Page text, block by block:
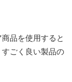
品を使用すると
ごく良い製品の